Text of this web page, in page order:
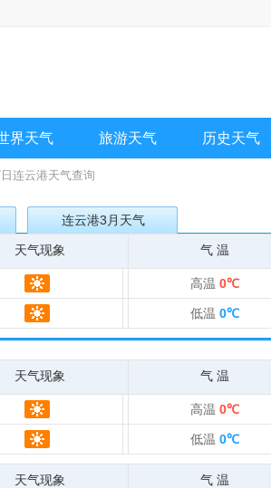
界天气 旅游天气 历史天气
连云港天气查询
连云港3月天气
天气现象 气 温
高温 0℃
低温 0℃
天气现象 气 温
高温 0℃
低温 0℃
天气现象 气 温